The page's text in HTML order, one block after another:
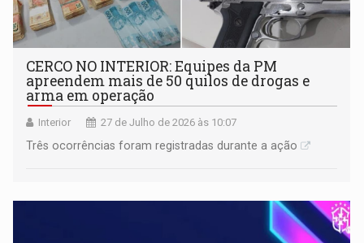
CERCO NO INTERIOR: Equipes da PM
apreendem mais de 50 quilos de drogas e
arma em operação
Interior 27 de Julho de 2026 às 10:07
Três ocorrências foram registradas durante a ação